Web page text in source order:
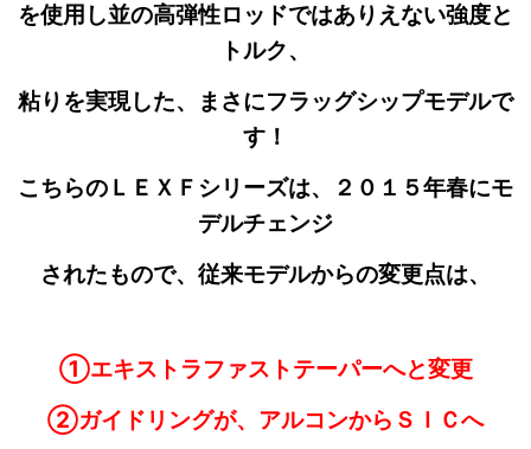
を使用し並の高弾性ロッドではありえない強度と
トルク、
粘りを実現した、まさにフラッグシップモデルで
す！
こちらのＬＥＸＦシリーズは、２０１５年春にモ
デルチェンジ
されたもので、従来モデルからの変更点は、
①エキストラファストテーパーへと変更
②ガイドリングが、アルコンからＳＩＣへ